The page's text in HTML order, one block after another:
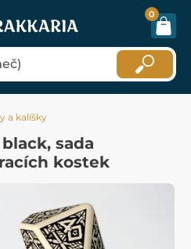
0
a kalíšky
sada
kostek